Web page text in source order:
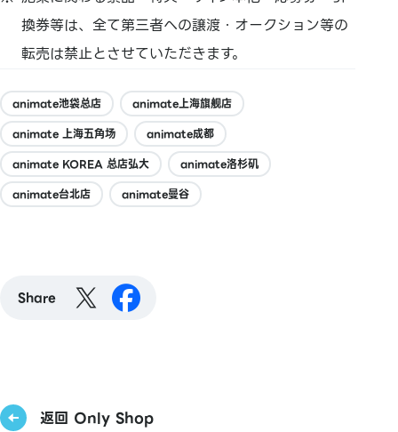
換券等は、全て第三者への譲渡・オークション等の
転売は禁止とさせていただきます。
animate池袋总店
animate上海旗舰店
animate 上海五角场
animate成都
animate KOREA 总店弘大
animate洛杉矶
animate台北店
animate曼谷
Share
返回 Only Shop